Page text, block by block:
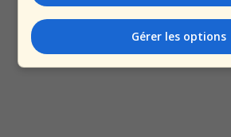
Gérer les options